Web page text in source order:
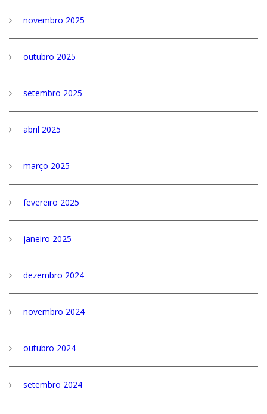
novembro 2025
outubro 2025
setembro 2025
abril 2025
março 2025
fevereiro 2025
janeiro 2025
dezembro 2024
novembro 2024
outubro 2024
setembro 2024